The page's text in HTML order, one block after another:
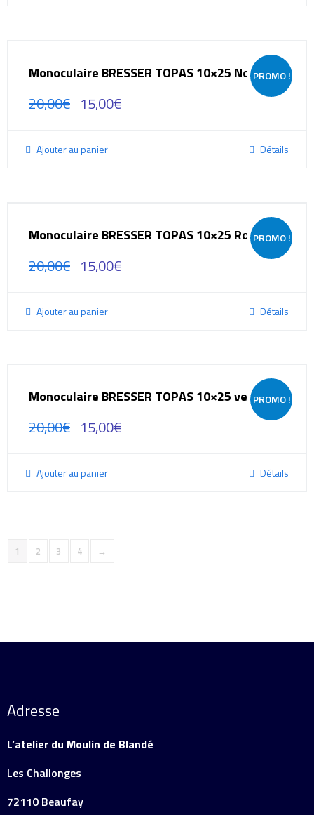
PROMO !
Monoculaire BRESSER TOPAS 10×25 Noir
20,00€ 15,00€
Ajouter au panier Détails
PROMO !
Monoculaire BRESSER TOPAS 10×25 Rouge
20,00€ 15,00€
Ajouter au panier Détails
PROMO !
Monoculaire BRESSER TOPAS 10×25 vert
20,00€ 15,00€
Ajouter au panier Détails
1 2 3 4 →
Adresse
L’atelier du Moulin de Blandé
Les Challonges
72110 Beaufay